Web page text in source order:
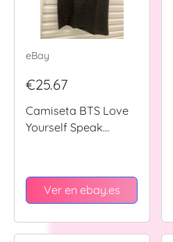
eBay
€25.67
Camiseta BTS Love
Yourself Speak
Mediana
Ver en ebay.es